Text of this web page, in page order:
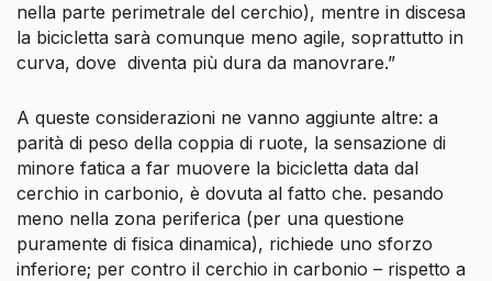
nella parte perimetrale del cerchio), mentre in discesa
la bicicletta sarà comunque meno agile, soprattutto in
curva, dove diventa più dura da manovrare.”
A queste considerazioni ne vanno aggiunte altre: a
parità di peso della coppia di ruote, la sensazione di
minore fatica a far muovere la bicicletta data dal
cerchio in carbonio, è dovuta al fatto che. pesando
meno nella zona periferica (per una questione
puramente di fisica dinamica), richiede uno sforzo
inferiore; per contro il cerchio in carbonio – rispetto a